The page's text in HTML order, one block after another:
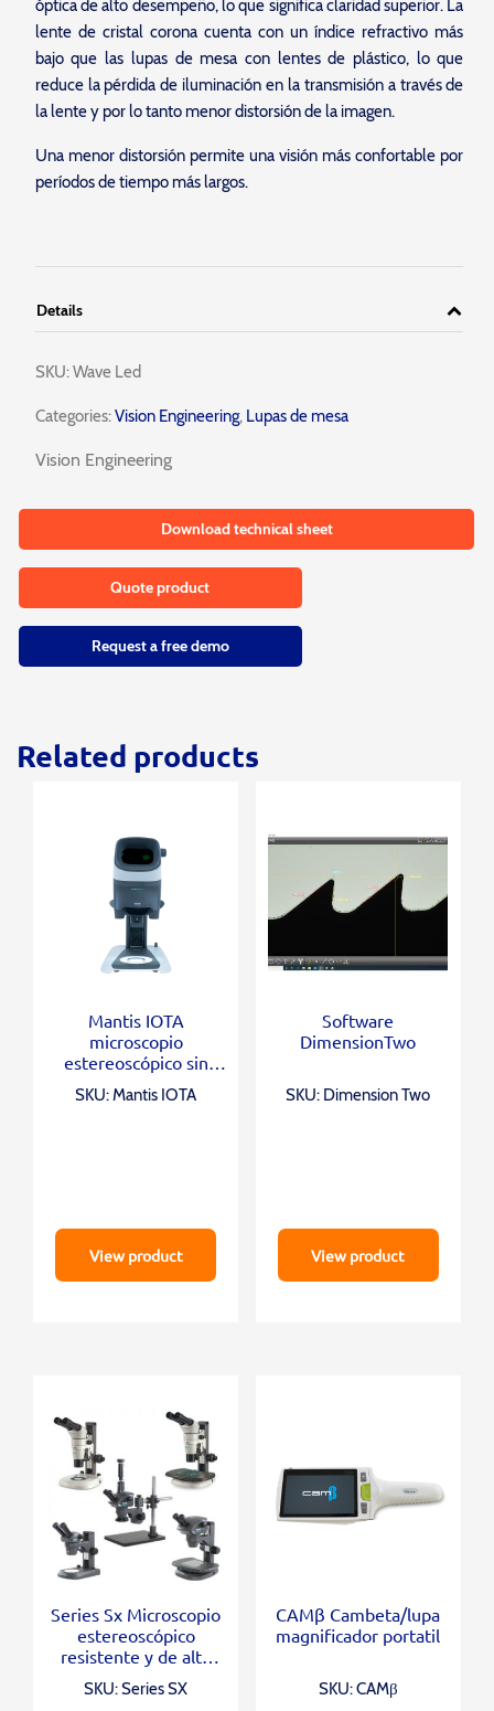
óptica de alto desempeño, lo que significa claridad superior. La
lente de cristal corona cuenta con un índice refractivo más
bajo que las lupas de mesa con lentes de plástico, lo que
reduce la pérdida de iluminación en la transmisión a través de
la lente y por lo tanto menor distorsión de la imagen.
Una menor distorsión permite una visión más confortable por
períodos de tiempo más largos.
Details
SKU:Wave Led
Categories:Vision Engineering, Lupas de mesa
Vision Engineering
Download technical sheet
Quote product
Request a free demo
Related products
Mantis IOTA
microscopio
estereoscópico sin
SKU: Mantis IOTA
View product
Software
DimensionTwo
SKU: Dimension Two
View product
Series Sx Microscopio
estereoscópico
resistente y de alta
SKU: Series SX
CAMβ Cambeta/lupa
magnificador portatil
SKU: CAMβ